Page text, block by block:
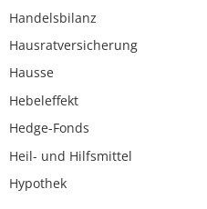
Handelsbilanz
Hausratversicherung
Hausse
Hebeleffekt
Hedge-Fonds
Heil- und Hilfsmittel
Hypothek